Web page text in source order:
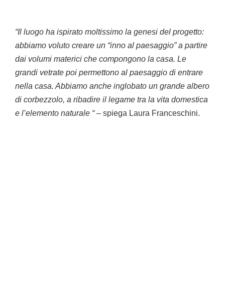
“Il luogo ha ispirato moltissimo la genesi del progetto:
abbiamo voluto creare un “inno al paesaggio” a partire
dai volumi materici che compongono la casa. Le
grandi vetrate poi permettono al paesaggio di entrare
nella casa. Abbiamo anche inglobato un grande albero
di corbezzolo, a ribadire il legame tra la vita domestica
e l’elemento naturale “– spiega Laura Franceschini.